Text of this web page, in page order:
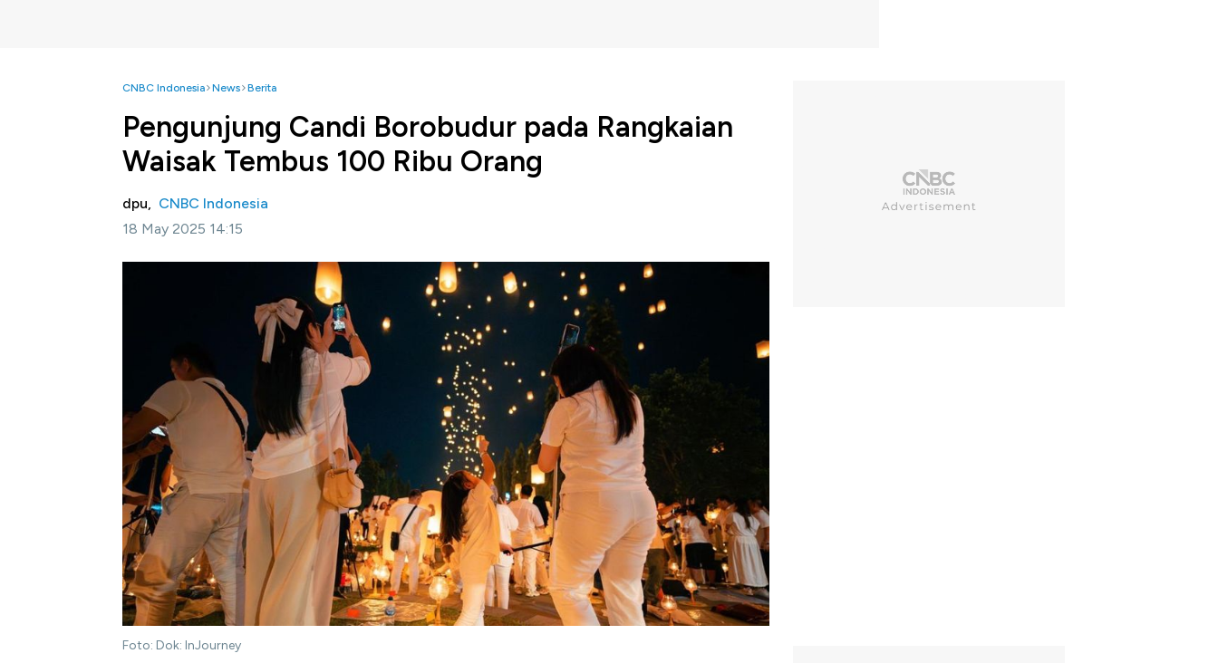
CNBC Indonesia News Berita
Pengunjung Candi Borobudur pada Rangkaian
Waisak Tembus 100 Ribu Orang
dpu, CNBC Indonesia
18 May 2025 14:15
Foto: Dok: InJourney